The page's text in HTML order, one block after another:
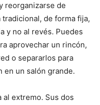
reorganizarse de
de forma fija,
y no al revés. Puedes
aprovechar un rincón,
o separarlos para
en un salón grande.
al extremo. Sus dos